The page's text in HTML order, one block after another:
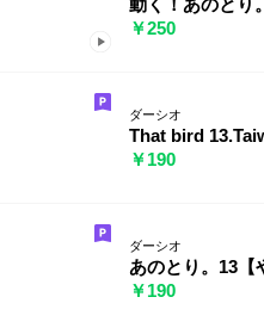
￥250
ダーシオ
That bird
￥190
ダーシオ
あのとり。13【
￥190